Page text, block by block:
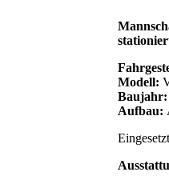
Modell:
Baujahr:
Aufbau: